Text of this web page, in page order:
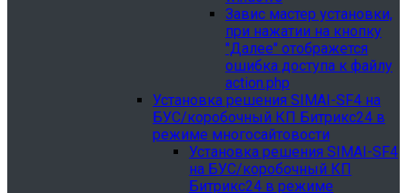
Завис мастер установки,
при нажатии на кнопку
"Далее" отображется
ошибка доступа к файлу
action.php
Установка решения SIMAI-SF4 на
БУС/коробочный КП Битрикс24 в
режиме многосайтовости
Установка решения SIMAI-SF4
на БУС/коробочный КП
Битрикс24 в режиме